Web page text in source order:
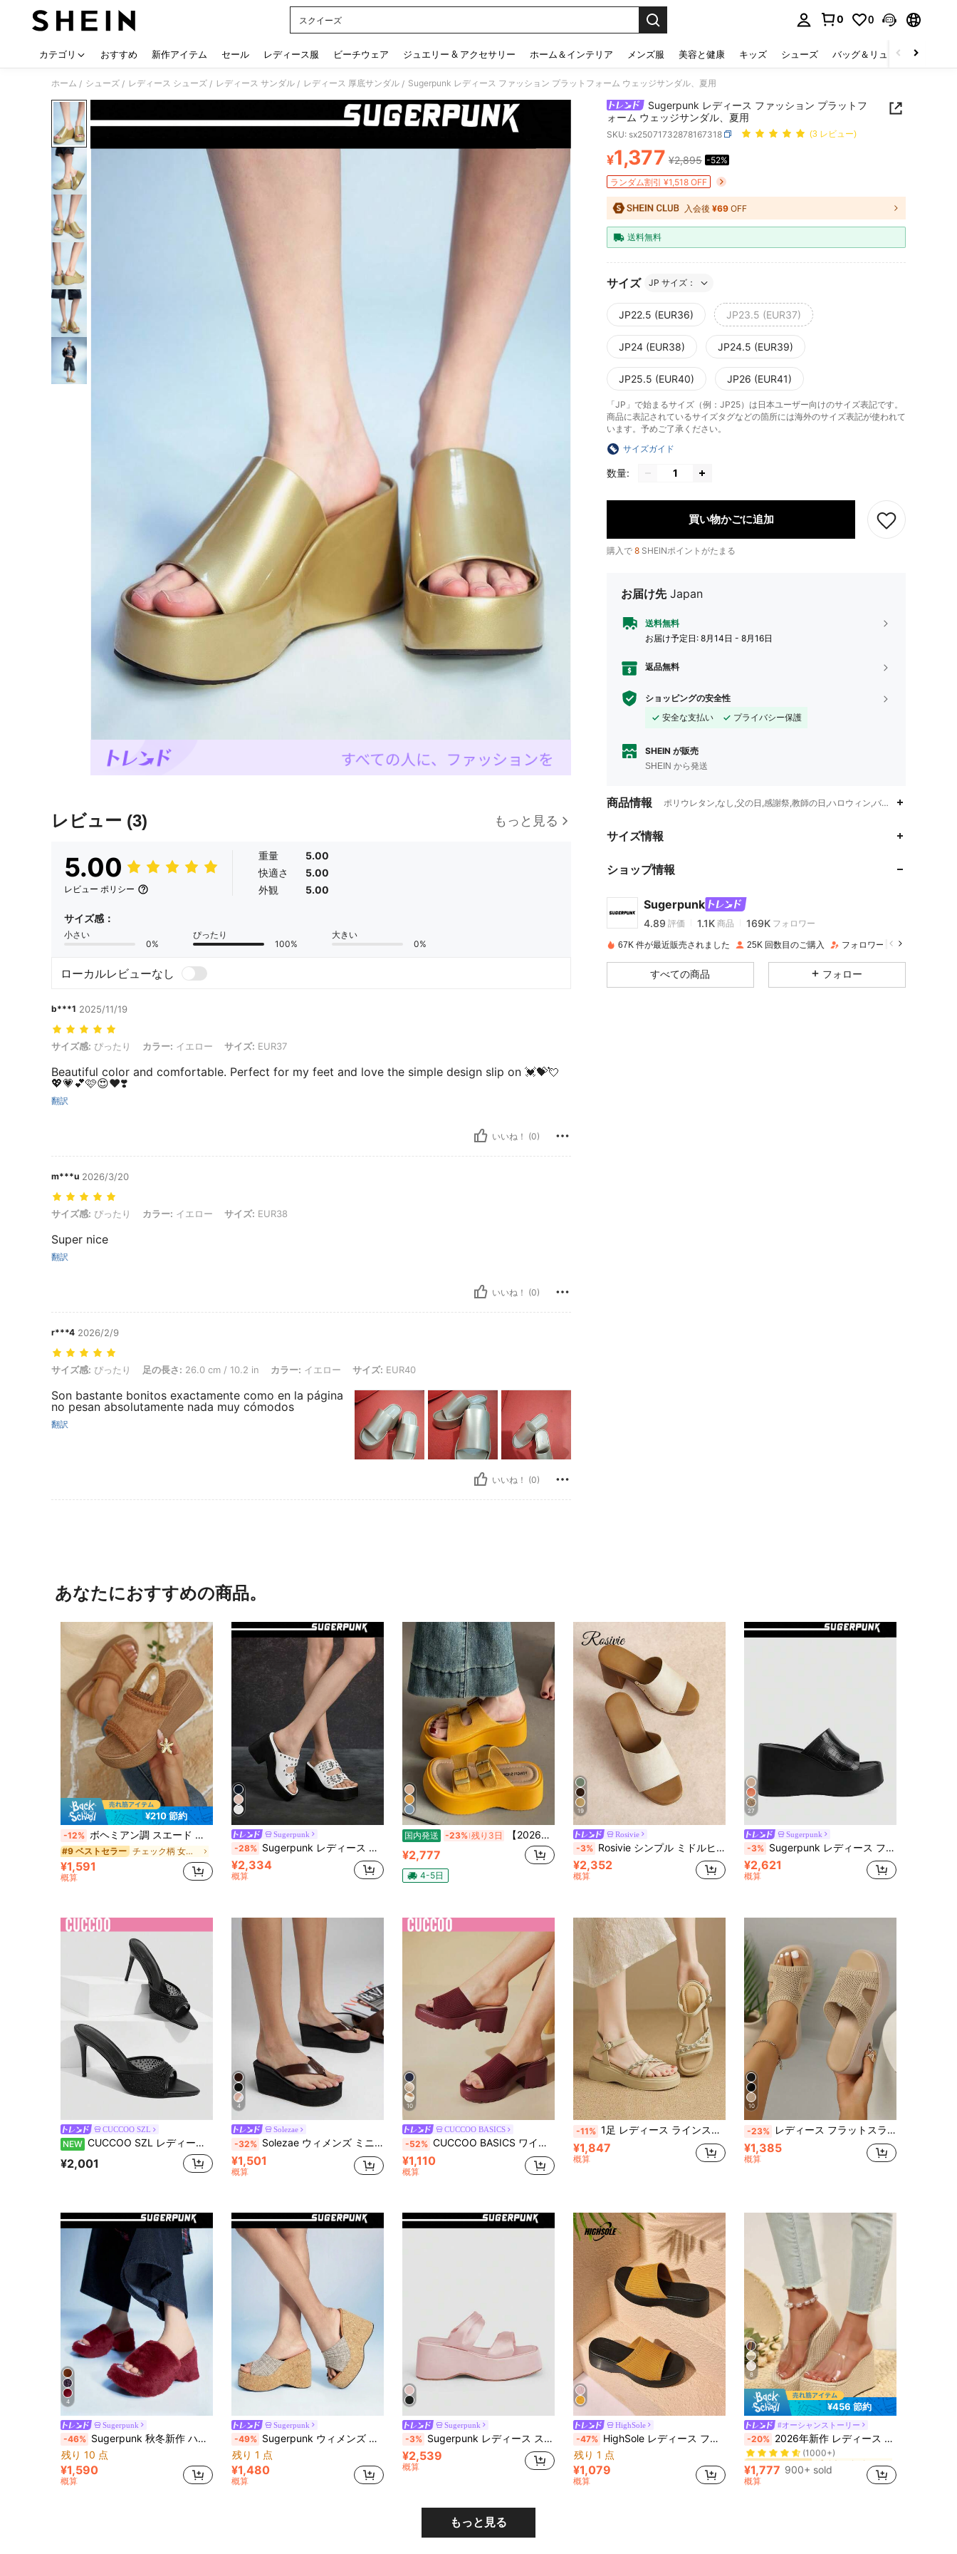
スクイーズ
0 0
カテゴリ おすすめ 新作アイテム セール レディース服 ビーチウェア ジュエリー & アクセサリー ホーム＆インテリア メンズ服 美容と健康 キッズ シューズ バッグ＆リュック
ホーム / シューズ / レディース シューズ / レディース サンダル / レディース 厚底サンダル / Sugerpunk レディース ファッション プラットフォーム ウェッジサンダル、夏用
レビュー (3) もっと見る
5.00
レビュー ポリシー
重量
5.00
快適さ
5.00
外観
5.00
サイズ感：
小さい
0%
ぴったり
100%
大きい
0%
ローカルレビューなし
b***1 2025/11/19
サイズ感: ぴったり, カラー: イエロー, サイズ: EUR37
サイズ感: ぴったり カラー: イエロー サイズ: EUR37
Beautiful color and comfortable. Perfect for my feet and love the simple design slip on 💓💝💘
💖💗💕🩷😍❤️❣️
翻訳
いいね！ (0)
m***u 2026/3/20
サイズ感: ぴったり, カラー: イエロー, サイズ: EUR38
サイズ感: ぴったり カラー: イエロー サイズ: EUR38
Super nice
翻訳
いいね！ (0)
r***4 2026/2/9
サイズ感: ぴったり, 足の長さ: 26.0 cm / 10.2 in, カラー: イエロー, サイズ: EUR40
サイズ感: ぴったり 足の長さ: 26.0 cm / 10.2 in カラー: イエロー サイズ: EUR40
Son bastante bonitos exactamente como en la página
no pesan absolutamente nada muy cómodos
翻訳
いいね！ (0)
Sugerpunk レディース ファッション プラットフ
ォーム ウェッジサンダル、夏用
SKU: sx25071732878167318 (3 レビュー)
PRICE AND AVAILABILITY
¥1,377 ¥2,895 -52%
ランダム割引 ¥1,518 OFF
入会後 ¥69 OFF
送料無料
サイズ JP サイズ：
JP22.5 (EUR36) JP23.5 (EUR37)
JP24 (EUR38) JP24.5 (EUR39)
JP25.5 (EUR40) JP26 (EUR41)
「JP」で始まるサイズ（例：JP25）は日本ユーザー向けのサイズ表記です。
商品に表記されているサイズタグなどの箇所には海外のサイズ表記が使われて
います。予めご了承ください。
サイズガイド
数量:
買い物かごに追加
購入で 8 SHEINポイントがたまる
お届け先 Japan
送料無料
お届け予定日: 8月14日 - 8月16日
返品無料
ショッピングの安全性
安全な支払い
プライバシー保護
SHEIN が販売
SHEIN から発送
商品情報 ポリウレタン,なし,父の日,感謝祭,教師の日,ハロウィン,バレンタインデー
サイズ情報
ショップ情報
Sugerpunk
4.89
4.89
4.89 評価 1.1K 商品 169K フォロワー
s***5 は1日前に購入しました
4.89 1.1K 169K
67K 件が最近販売されました 25K 回数目のご購入 フォロワー数急増 14%
すべての商品 フォロー
あなたにおすすめの商品。
¥210 節約
-12% ボヘミアン調 スエード プラットフォームウェッジサンダル レディース、フリンジ装飾アンクルストラップ、ビーチ、ホリデー、カジュアルウェア、夏靴
#9 ベストセラー チェック柄 女性用サンダル
¥1,591
概算
Sugerpunk
-28% Sugerpunk レディース ヒールサンダル~ 夏 ヨーロッパ・アメリカ新作 ウィローネイルバックル ファッショナブルな厚底 アウターウェア スリッパ ダークPUサンダル レディース 2000年代スタイル
¥2,334
概算
国内発送 -23% 残り3日 【2026夏・新作・外履き対応】絶美 厚底サンダル レディース ワンピースに合う 高級感 フレンチ カジュアル ビーチサンダル
¥2,777
4-5日
19
Rosivie
-3% Rosivie シンプル ミドルヒール ハイヒール エレガント 職場 通勤 気品 女性用 スロープヒール プラットフォームサンダル サンダル スリッパ デート エレガントドレス バンケット
¥2,352
概算
27
Sugerpunk
-3% Sugerpunk レディース ファッション プラットフォーム ウェッジサンダル、2000年代スタイル 夏靴
¥2,621
概算
CUCCOO SZL
NEW CUCCOO SZL レディース ファッショナブルでセクシーなポインテッドトゥ メッシュ生地 ラインストーン装飾 細身ヒール ハイヒール
¥2,001
4
Solezae
-32% Solezae ウィメンズ ミニマリスト トングストラップ 厚底サンダル
¥1,501
概算
10
CUCCOO BASICS
-52% CUCCOO BASICS ワインレッドファブリック 女性用 ハイヒールミュール スリッパ、快適なスリッポン カジュアル/仕事/パーティー用
¥1,110
概算
-11% 1足 レディース ラインストーン付き細ストラップ 厚底 ローマンサンダル ウェッジヒール バックレス バックル オープントゥ ソフトソール 厚底 カジュアルスライド
¥1,847
概算
10
-23% レディース フラットスライドサンダル 厚底 カジュアル 快適 夏新作 スリッポンサンダル 布製 伸縮性 スクエアトゥ ファッションシューズ 無地 アプリコット ビーチスリッパ レトロ 厚底スライド
¥1,385
概算
4
Sugerpunk
-46% Sugerpunk 秋冬新作 ハイヒールシューズ、フェイクファー スリッポン プラットフォーム ウェッジサンダル レディース
残り 10 点
¥1,590
概算
Sugerpunk
-49% Sugerpunk ウィメンズ ブラック リベット プラットフォーム ウェッジサンダル
残り 1 点
¥1,480
概算
Sugerpunk
-3% Sugerpunk レディース スパイクバックル ラメヒール プラットフォームサンダル
¥2,539
概算
HighSole
-47% HighSole レディース ファッショナブル 厚底 ウェッジサンダル、デイリーウェアに使いやすい
残り 1 点
¥1,079
概算
8
¥456 節約
#オーシャンストーリー
-20% 2026年新作 レディース 透明クリアストラップ プラットフォームウェッジスライドサンダル オープントゥ スリッポン 厚底 ハイソール 夏用 ビーチ ウォーキングシューズ
#1 ベストセラー
(1000+)
#1 ベストセラー
(1000+)
#1 ベストセラー
(1000+)
#1 ベストセラー
ビジネスカジュアル 女性用サンダル
¥1,777 900+ sold
概算
もっと見る